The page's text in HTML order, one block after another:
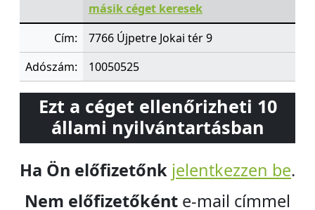
másik céget keresek
Cím:
7766 Újpetre Jokai tér 9
Adószám:
10050525
Ezt a céget ellenőrizheti 10
állami nyilvántartásban
Ha Ön előfizetőnk jelentkezzen be.
Nem előfizetőként e-mail címmel